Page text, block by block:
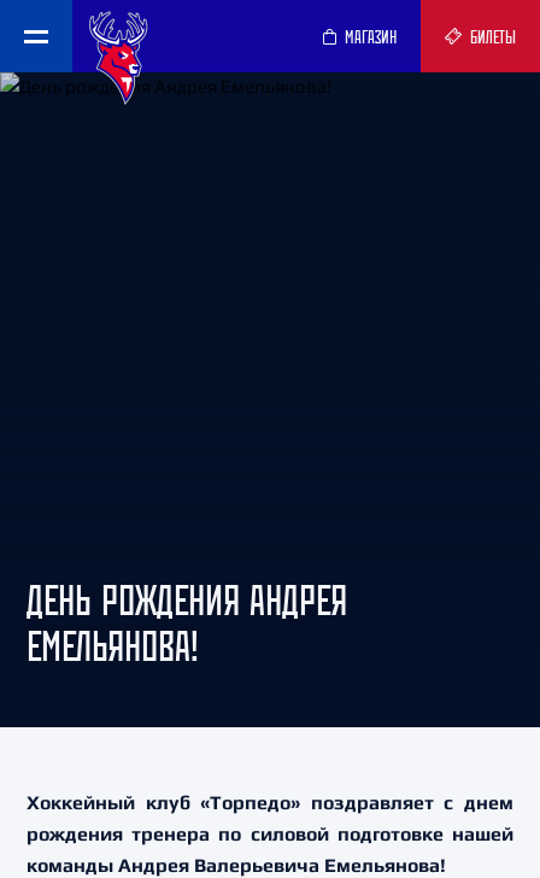
МАГАЗИН БИЛЕТЫ
ДЕНЬ РОЖДЕНИЯ АНДРЕЯ
ЕМЕЛЬЯНОВА!
Хоккейный клуб «Торпедо» поздравляет с днем
рождения тренера по силовой подготовке нашей
команды Андрея Валерьевича Емельянова!